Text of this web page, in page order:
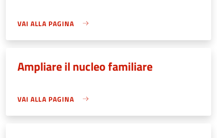
VAI ALLA PAGINA
Ampliare il nucleo familiare
VAI ALLA PAGINA